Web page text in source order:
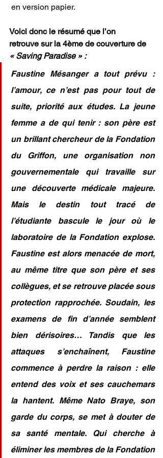
en version papier.
Voici donc le résumé que l’on
retrouve sur la 4ème de couverture de
« Saving Paradise » :
Faustine Mésanger a tout prévu :
l’amour, ce n’est pas pour tout de
suite, priorité aux études. La jeune
femme a de qui tenir : son père est
un brillant chercheur de la Fondation
du Griffon, une organisation non
gouvernementale qui travaille sur
une découverte médicale majeure.
Mais le destin tout tracé de
l’étudiante bascule le jour où le
laboratoire de la Fondation explose.
Faustine est alors menacée de mort,
au même titre que son père et ses
collègues, et se retrouve placée sous
protection rapprochée. Soudain, les
examens de fin d’année semblent
bien dérisoires… Tandis que les
attaques s’enchaînent, Faustine
commence à perdre la raison : elle
entend des voix et ses cauchemars
la hantent. Même Nato Braye, son
garde du corps, se met à douter de
sa santé mentale. Qui cherche à
éliminer les membres de la Fondation